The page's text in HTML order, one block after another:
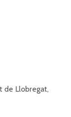
de Llobregat,